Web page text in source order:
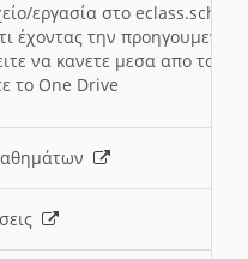
εργασία στο eclass.sch.gr
έχοντας την
να κανετε μεσα απο το
το One Drive